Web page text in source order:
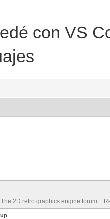
con VS
2D retro graphics engine forum